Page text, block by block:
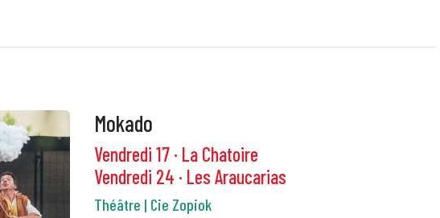
Mokado
Vendredi 17 · La Chatoire
Vendredi 24 · Les Araucarias
Théâtre | Cie Zopiok